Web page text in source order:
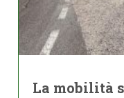
La mobilità